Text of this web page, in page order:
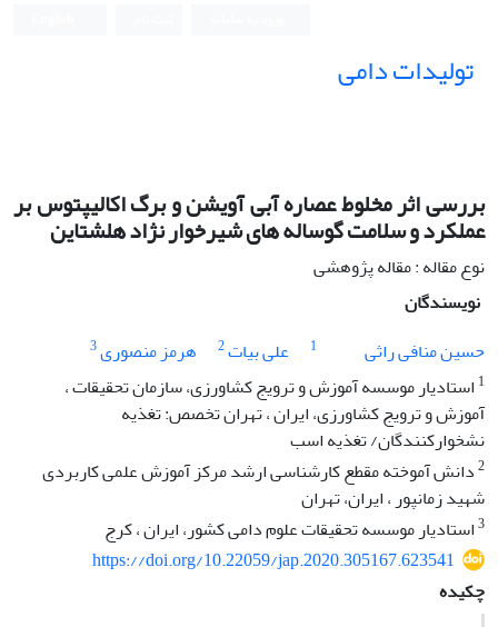
تولیدات دامی
بررسی اثر مخلوط عصاره آبی آویشن و برگ اکالیپتوس بر
عملکرد و سلامت گوساله های شیرخوار نژاد هلشتاین
نوع مقاله : مقاله پژوهشی
نویسندگان
حسین منافی راثی
1 علی بیات2 هرمز منصوری3
1 استادیار موسسه آموزش و ترویج کشاورزی، سازمان تحقیقات ،
آموزش و ترویج کشاورزی، ایران ، تهران تخصص: تغذیه
نشخوارکنندگان/ تغذیه اسب
2دانش آموخته مقطع کارشناسی ارشد مرکز آموزش علمی کاربردی
شهید زمانپور ، ایران، تهران
3استادیار موسسه تحقیقات علوم دامی کشور، ایران ، کرج
https://doi.org/10.22059/jap.2020.305167.623541
چکیده